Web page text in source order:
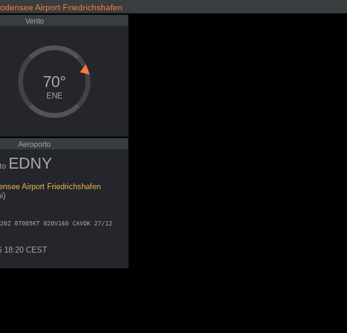
Airport Friedrichshafen
Vento
70°
ENE
Aeroporto
EDNY
Airport Friedrichshafen
07005KT 020V160 CAVOK 27/12
18:20 CEST